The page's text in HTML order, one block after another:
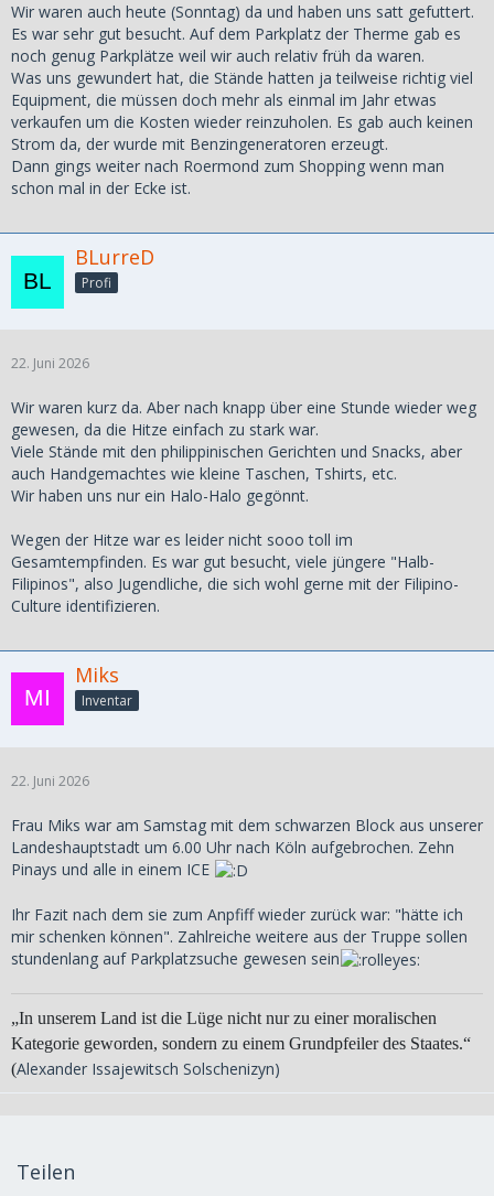
Wir waren auch heute (Sonntag) da und haben uns satt gefuttert.
Es war sehr gut besucht. Auf dem Parkplatz der Therme gab es
noch genug Parkplätze weil wir auch relativ früh da waren.
Was uns gewundert hat, die Stände hatten ja teilweise richtig viel
Equipment, die müssen doch mehr als einmal im Jahr etwas
verkaufen um die Kosten wieder reinzuholen. Es gab auch keinen
Strom da, der wurde mit Benzingeneratoren erzeugt.
Dann gings weiter nach Roermond zum Shopping wenn man
schon mal in der Ecke ist.
BLurreD
Profi
22. Juni 2026
Wir waren kurz da. Aber nach knapp über eine Stunde wieder weg
gewesen, da die Hitze einfach zu stark war.
Viele Stände mit den philippinischen Gerichten und Snacks, aber
auch Handgemachtes wie kleine Taschen, Tshirts, etc.
Wir haben uns nur ein Halo-Halo gegönnt.
Wegen der Hitze war es leider nicht sooo toll im
Gesamtempfinden. Es war gut besucht, viele jüngere "Halb-
Filipinos", also Jugendliche, die sich wohl gerne mit der Filipino-
Culture identifizieren.
Miks
Inventar
22. Juni 2026
Frau Miks war am Samstag mit dem schwarzen Block aus unserer
Landeshauptstadt um 6.00 Uhr nach Köln aufgebrochen. Zehn
Pinays und alle in einem ICE
Ihr Fazit nach dem sie zum Anpfiff wieder zurück war: "hätte ich
mir schenken können". Zahlreiche weitere aus der Truppe sollen
stundenlang auf Parkplatzsuche gewesen sein
„In unserem Land ist die Lüge nicht nur zu einer moralischen
Kategorie geworden, sondern zu einem Grundpfeiler des Staates.“
(Alexander Issajewitsch Solschenizyn)
Teilen